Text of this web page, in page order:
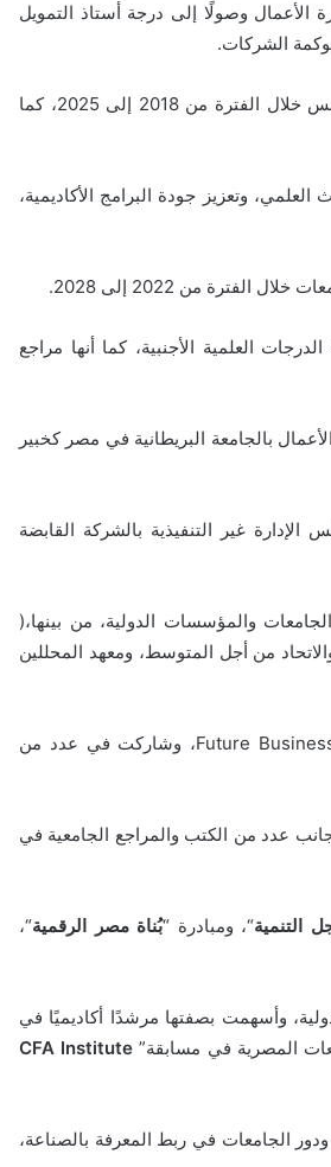
وصولًا إلى درجة أستاذ التمويل
الشركات.
وتولت منصب وكيل كلية التجارة لشؤون الدراسات العليا والبحوث بجامعة عين شمس خلال الفترة من 2018 إلى 2025، كما
وتعزيز جودة البرامج الأكاديمية،
من 2022 إلى 2028.
العلمية الأجنبية، كما أنها مراجع
بالجامعة البريطانية في مصر كخبير
غير التنفيذية بالشركة القابضة
والمؤسسات الدولية، من بينها،(
من أجل المتوسط، ومعهد المحللين
وفى السياق ذاته تولت رئاسة التحرير التنفيذي للمجلة العلمية الدولية Future Business Journal، وشاركت في عدد من
إلى جانب عدد من الكتب والمراجع الجامعية في
التنمية“، ومبادرة “بُناة مصر الرقمية“،
وأسهمت بصفتها مرشدًا أكاديميًا في
المصرية في مسابقة”
CFA Institute
الجامعات في ربط المعرفة بالصناعة،